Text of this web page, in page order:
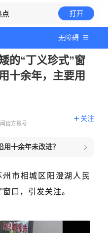
点 打开
无障碍
的“丁义珍式”窗
十余年，主要用
官方账号
关注
十余年未改进？
市相城区阳澄湖人民
口，引发关注。